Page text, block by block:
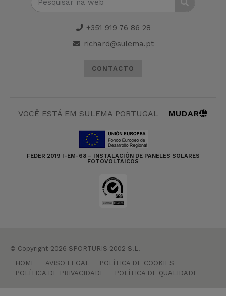
+351 919 76 86 28
richard@sulema.pt
CONTACTO
VOCÊ ESTÁ EM SULEMA PORTUGAL MUDAR
FEDER 2019 I-EM-68 – INSTALACIÓN DE PANELES SOLARES
FOTOVOLTAICOS
© Copyright 2026 SPORTURIS 2002 S.L.
HOME
AVISO LEGAL
POLÍTICA DE COOKIES
POLÍTICA DE PRIVACIDADE
POLÍTICA DE QUALIDADE